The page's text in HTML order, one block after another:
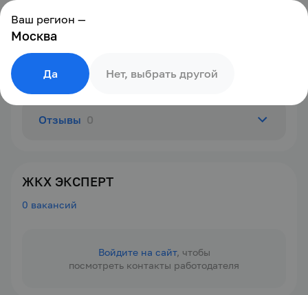
ЖКХ ЭКСПЕРТ
0 вакансий
Войдите на сайт, чтобы
посмотреть контакты работодателя
Отзывы 0
Ваш регион —
Москва
Нет, выбрать другой
Да